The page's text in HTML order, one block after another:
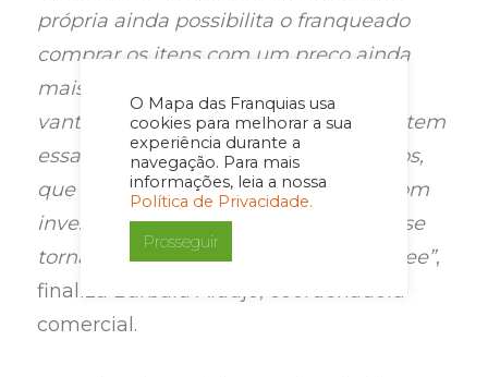
O Mapa das Franquias usa
cookies para melhorar a sua
experiência durante a
navegação. Para mais
informações, leia a nossa
Política de Privacidade.
Prosseguir
própria ainda possibilita o franqueado
comprar os itens com um preço ainda
mais acessível, tornando algo mais
vantajoso para o seu negócio. A Touti tem
essa preocupação com os franqueados,
que é levar um modelo de negócio com
investimento baixo, lucrativo e ainda se
tornar uma marca vegana e cruelty free”,
finaliza Bárbara Araújo, coordenadora
comercial.